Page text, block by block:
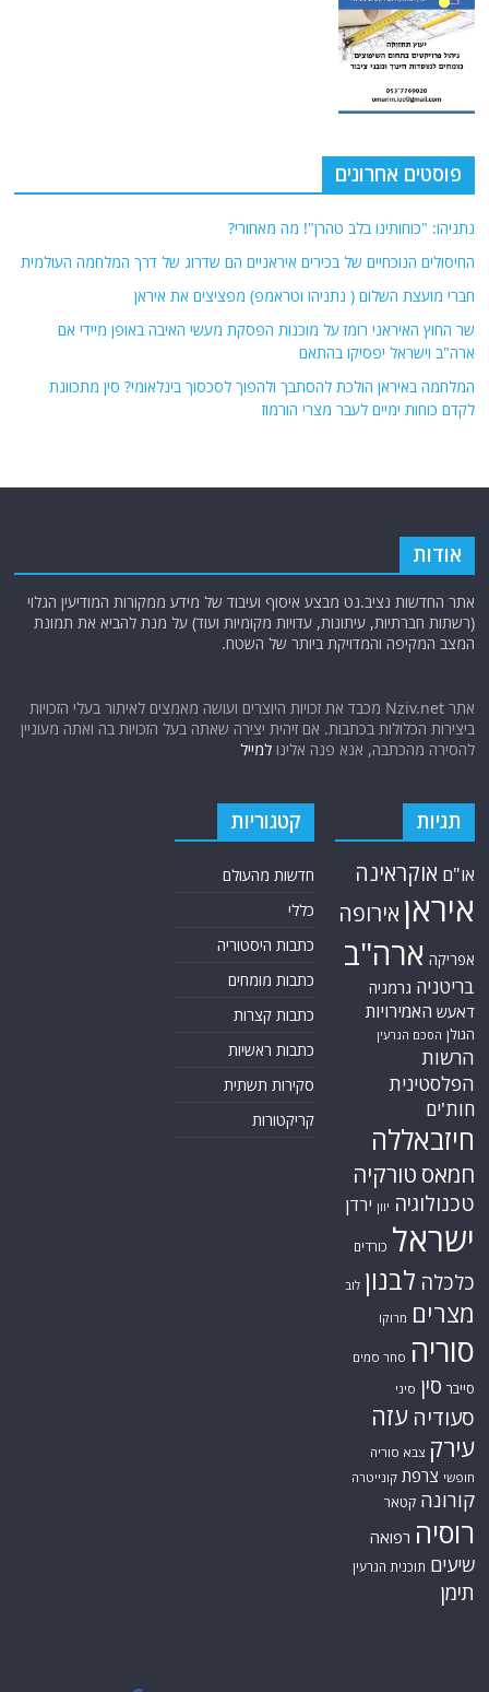
פוסטים אחרונים
נתניהו: "כוחותינו בלב טהרן"! מה מאחורי?
החיסולים הנוכחיים של בכירים איראניים הם שדרוג של דרך המלחמה העולמית
חברי מועצת השלום ( נתניהו וטראמפ) מפציצים את איראן
שר החוץ האיראני רומז על מוכנות הפסקת מעשי האיבה באופן מיידי אם
ארה"ב וישראל יפסיקו בהתאם
המלחמה באיראן הולכת להסתבך ולהפוך לסכסוך בינלאומי? סין מתכוונת
לקדם כוחות ימיים לעבר מצרי הורמוז
אודות
אתר החדשות נציב.נט מבצע איסוף ועיבוד של מידע ממקורות המודיעין הגלוי
(רשתות חברתיות, עיתונות, עדויות מקומיות ועוד) על מנת להביא את תמונת
המצב המקיפה והמדויקת ביותר של השטח.
אתר Nziv.net מכבד את זכויות היוצרים ועושה מאמצים לאיתור בעלי הזכויות
ביצירות הכלולות בכתבות. אם זיהית יצירה שאתה בעל הזכויות בה ואתה מעוניין
להסירה מהכתבה, אנא פנה אלינולמייל
תגיות
או"ם אוקראינה
איראן אירופה
אפריקה ארה"ב
בריטניה גרמניה
דאעש האמירויות
הגולן הסכם הגרעין
הרשות
הפלסטינית
חות'ים
חיזבאללה
חמאס טורקיה
טכנולוגיה יוון ירדן
ישראל כורדים
כלכלה לבנון לוב
מצרים מרוקו
סוריה סחר סמים
סייבר סין סיני
סעודיה עזה
עירק צבא סוריה
חופשי צרפת קונייטרה
קורונה קטאר
רוסיה רפואה
שיעים תוכנית הגרעין
תימן
קטגוריות
חדשות מהעולם
כללי
כתבות היסטוריה
כתבות מומחים
כתבות קצרות
כתבות ראשיות
סקירות תשתית
קריקטורות